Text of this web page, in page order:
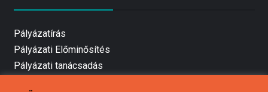
Pályázatírás
Pályázati Előminősítés
Pályázati tanácsadás